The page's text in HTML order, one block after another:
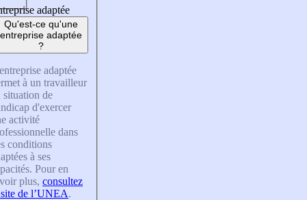
adaptée
Qu'est-ce qu'une
entreprise adaptée
?
adaptée
à un travailleur
situation de
d'exercer
activité
dans
conditions
à ses
Pour en
plus, consultez
de l’UNEA.